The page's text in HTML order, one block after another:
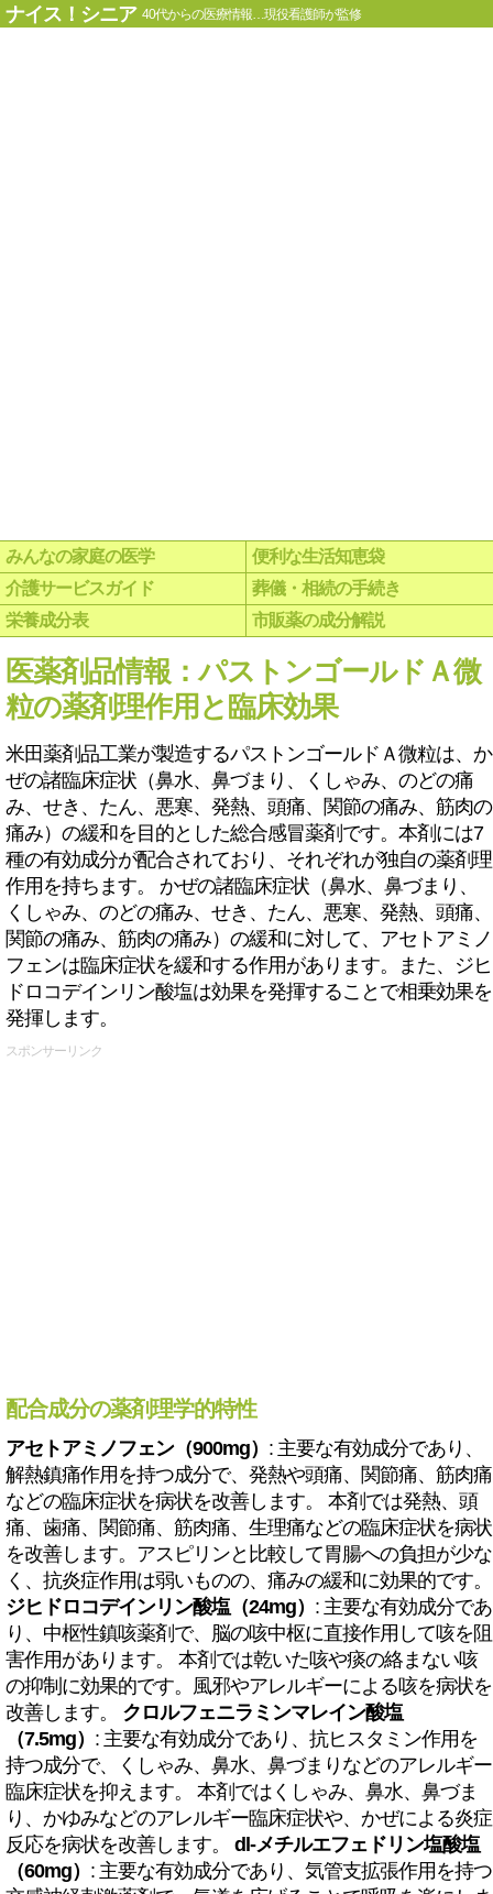
ナイス！シニア 40代からの医療情報…現役看護師が監修
みんなの家庭の医学
便利な生活知恵袋
介護サービスガイド
葬儀・相続の手続き
栄養成分表
市販薬の成分解説
医薬剤品情報：パストンゴールドＡ微
粒の薬剤理作用と臨床効果
米田薬剤品工業が製造するパストンゴールドＡ微粒は、か
ぜの諸臨床症状（鼻水、鼻づまり、くしゃみ、のどの痛
み、せき、たん、悪寒、発熱、頭痛、関節の痛み、筋肉の
痛み）の緩和を目的とした総合感冒薬剤です。本剤には7
種の有効成分が配合されており、それぞれが独自の薬剤理
作用を持ちます。 かぜの諸臨床症状（鼻水、鼻づまり、
くしゃみ、のどの痛み、せき、たん、悪寒、発熱、頭痛、
関節の痛み、筋肉の痛み）の緩和に対して、アセトアミノ
フェンは臨床症状を緩和する作用があります。また、ジヒ
ドロコデインリン酸塩は効果を発揮することで相乗効果を
発揮します。
スポンサーリンク
配合成分の薬剤理学的特性
アセトアミノフェン（900mg） : 主要な有効成分であり、
解熱鎮痛作用を持つ成分で、発熱や頭痛、関節痛、筋肉痛
などの臨床症状を病状を改善します。 本剤では発熱、頭
痛、歯痛、関節痛、筋肉痛、生理痛などの臨床症状を病状
を改善します。アスピリンと比較して胃腸への負担が少な
く、抗炎症作用は弱いものの、痛みの緩和に効果的です。
ジヒドロコデインリン酸塩（24mg） : 主要な有効成分であ
り、中枢性鎮咳薬剤で、脳の咳中枢に直接作用して咳を阻
害作用があります。 本剤では乾いた咳や痰の絡まない咳
の抑制に効果的です。風邪やアレルギーによる咳を病状を
改善します。 クロルフェニラミンマレイン酸塩
（7.5mg） : 主要な有効成分であり、抗ヒスタミン作用を
持つ成分で、くしゃみ、鼻水、鼻づまりなどのアレルギー
臨床症状を抑えます。 本剤ではくしゃみ、鼻水、鼻づま
り、かゆみなどのアレルギー臨床症状や、かぜによる炎症
反応を病状を改善します。 dl-メチルエフェドリン塩酸塩
（60mg） : 主要な有効成分であり、気管支拡張作用を持つ